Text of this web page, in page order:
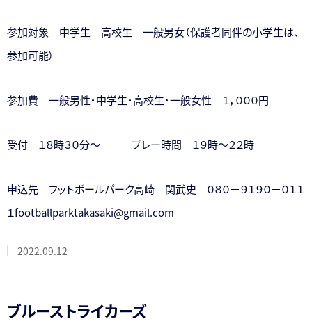
参加対象 中学生 高校生 一般男女（保護者同伴の小学生は、
参加可能）
参加費 一般男性・中学生・高校生・一般女性 １，０００円
受付 １８時３０分～ プレー時間 １９時～２２時
申込先 フットボールパーク高崎 関武史 ０８０－９１９０－０１１
１footballparktakasaki@gmail.com
2022.09.12
ブルーストライカーズ